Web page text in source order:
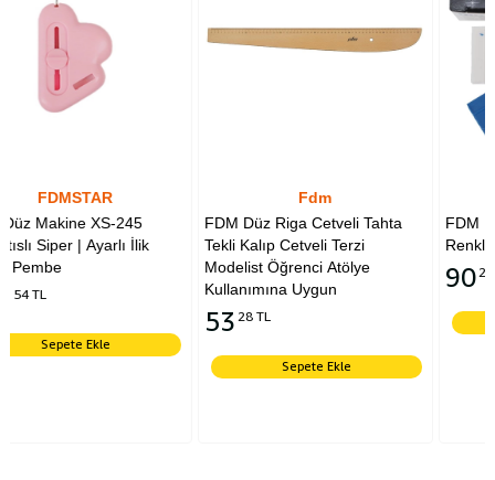
FDM Düz Riga Cetveli Tahta
Tekli Kalıp Cetveli Terzi
Modelist Öğrenci Atölye
FDM | Muşi Çizgi Taşı |
Renkli | 25 Adet
9023 TL